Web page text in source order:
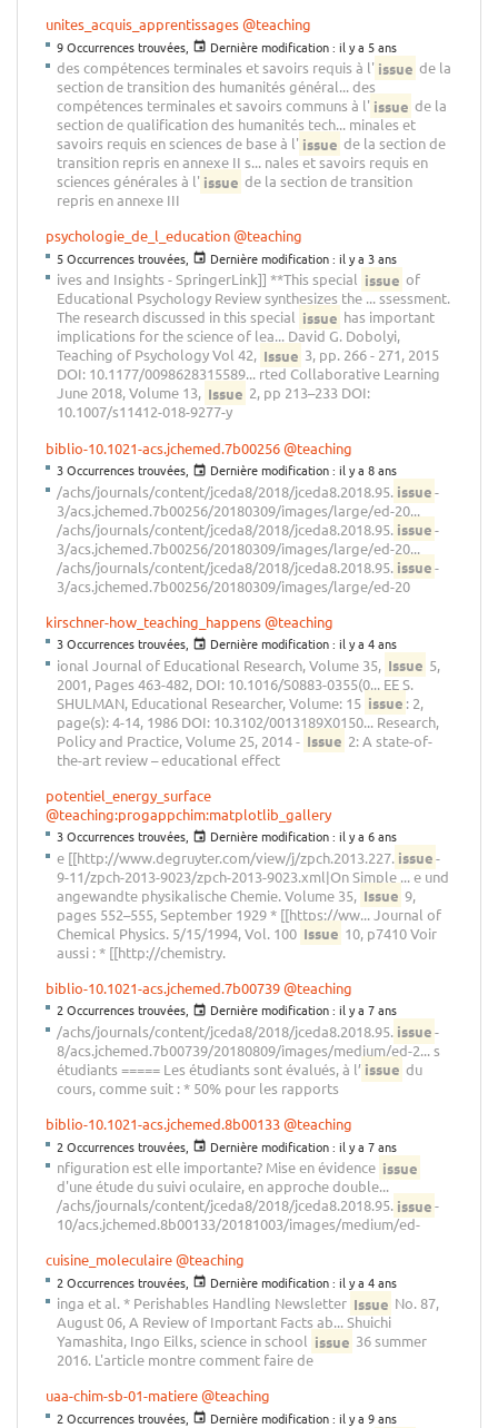
unites_acquis_apprentissages@teaching
9 Occurrences trouvées, Dernière modification : il y a 5 ans
des compétences terminales et savoirs requis à l' issue de la
section de transition des humanités général... des
compétences terminales et savoirs communs à l' issue de la
section de qualification des humanités tech... minales et
savoirs requis en sciences de base à l' issue de la section de
transition repris en annexe II s... nales et savoirs requis en
sciences générales à l' issue de la section de transition
repris en annexe III
psychologie_de_l_education@teaching
5 Occurrences trouvées, Dernière modification : il y a 3 ans
ives and Insights - SpringerLink]] **This special issue of
Educational Psychology Review synthesizes the ... ssessment.
The research discussed in this special issue has important
implications for the science of lea... David G. Dobolyi,
Teaching of Psychology Vol 42, Issue 3, pp. 266 - 271, 2015
DOI: 10.1177/0098628315589... rted Collaborative Learning
June 2018, Volume 13, Issue 2, pp 213–233 DOI:
10.1007/s11412-018-9277-y
biblio-10.1021-acs.jchemed.7b00256@teaching
3 Occurrences trouvées, Dernière modification : il y a 8 ans
/achs/journals/content/jceda8/2018/jceda8.2018.95. issue-
3/acs.jchemed.7b00256/20180309/images/large/ed-20...
/achs/journals/content/jceda8/2018/jceda8.2018.95. issue-
3/acs.jchemed.7b00256/20180309/images/large/ed-20...
/achs/journals/content/jceda8/2018/jceda8.2018.95. issue-
3/acs.jchemed.7b00256/20180309/images/large/ed-20
kirschner-how_teaching_happens@teaching
3 Occurrences trouvées, Dernière modification : il y a 4 ans
ional Journal of Educational Research, Volume 35, Issue 5,
2001, Pages 463-482, DOI: 10.1016/S0883-0355(0... EE S.
SHULMAN, Educational Researcher, Volume: 15 issue : 2,
page(s): 4-14, 1986 DOI: 10.3102/0013189X0150... Research,
Policy and Practice, Volume 25, 2014 - Issue 2: A state-of-
the-art review – educational effect
potentiel_energy_surface
@teaching:progappchim:matplotlib_gallery
3 Occurrences trouvées, Dernière modification : il y a 6 ans
e [[http://www.degruyter.com/view/j/zpch.2013.227. issue-
9-11/zpch-2013-9023/zpch-2013-9023.xml|On Simple ... e und
angewandte physikalische Chemie. Volume 35, Issue 9,
pages 552–555, September 1929 * [[https://ww... Journal of
Chemical Physics. 5/15/1994, Vol. 100 Issue 10, p7410 Voir
aussi : * [[http://chemistry.
biblio-10.1021-acs.jchemed.7b00739@teaching
2 Occurrences trouvées, Dernière modification : il y a 7 ans
/achs/journals/content/jceda8/2018/jceda8.2018.95. issue-
8/acs.jchemed.7b00739/20180809/images/medium/ed-2... s
étudiants ===== Les étudiants sont évalués, à l’ issue du
cours, comme suit : * 50% pour les rapports
biblio-10.1021-acs.jchemed.8b00133@teaching
2 Occurrences trouvées, Dernière modification : il y a 7 ans
nfiguration est elle importante? Mise en évidence issue
d'une étude du suivi oculaire, en approche double...
/achs/journals/content/jceda8/2018/jceda8.2018.95. issue-
10/acs.jchemed.8b00133/20181003/images/medium/ed-
cuisine_moleculaire@teaching
2 Occurrences trouvées, Dernière modification : il y a 4 ans
inga et al. * Perishables Handling Newsletter Issue No. 87,
August 06, A Review of Important Facts ab... Shuichi
Yamashita, Ingo Eilks, science in school issue 36 summer
2016. L'article montre comment faire de
uaa-chim-sb-01-matiere@teaching
2 Occurrences trouvées, Dernière modification : il y a 9 ans